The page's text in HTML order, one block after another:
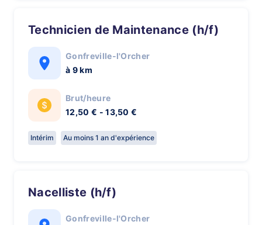
Technicien de Maintenance (h/f)
Gonfreville-l'Orcher
à 9 km
Brut/heure
12,50 € - 13,50 €
Intérim Au moins 1 an d'expérience
Nacelliste (h/f)
Gonfreville-l'Orcher